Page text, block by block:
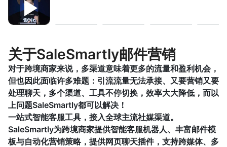
关于SaleSmartly邮件营销
对于跨境商家来说，多渠道意味着更多的流量和盈利机会，
但也因此面临许多难题：引流流量无法承接、又要营销又要
处理聊天，多个渠道、工具不停切换，效率大大降低，而以
上问题SaleSmartly都可以解决！
一站式智能客服工具，接入全球主流社媒渠道。
SaleSmartly为跨境商家提供智能客服机器人、丰富邮件模
板与自动化营销策略，提供网页聊天插件，支持跨媒体、多